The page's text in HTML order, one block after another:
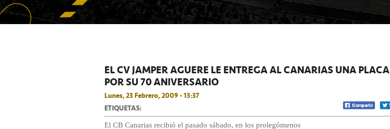
EL CV JAMPER AGUERE LE ENTREGA AL CANARIAS UNA PLACA
POR SU 70 ANIVERSARIO
Lunes, 23 Febrero, 2009 - 13:37
ETIQUETAS:
El CB Canarias recibió el pasado sábado, en los prolegómenos